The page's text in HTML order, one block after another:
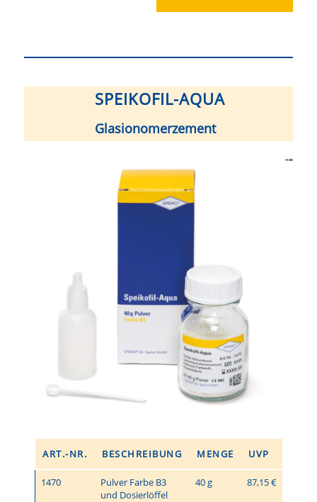
SPEIKOFIL-AQUA
Glasionomerzement
ART.-NR. BESCHREIBUNG MENGE UVP
1470
Pulver Farbe B3
und Dosierlöffel
40 g 87,15 €